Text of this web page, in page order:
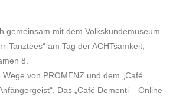
gemeinsam mit dem Volkskundemuseum
Tanztees“ am Tag der ACHTsamkeit,
8.
von PROMENZ und dem „Café
Das „Café Dementi – Online